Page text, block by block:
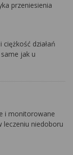
przeniesienia
działań
jak u
i monitorowane
leczeniu niedoboru